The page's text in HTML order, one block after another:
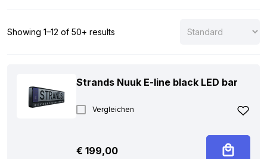
Wohnmobile und mehr.
Showing 1–12 of 50+ results
Strands Nuuk E-line black LED bar
Vergleichen
€ 199,00